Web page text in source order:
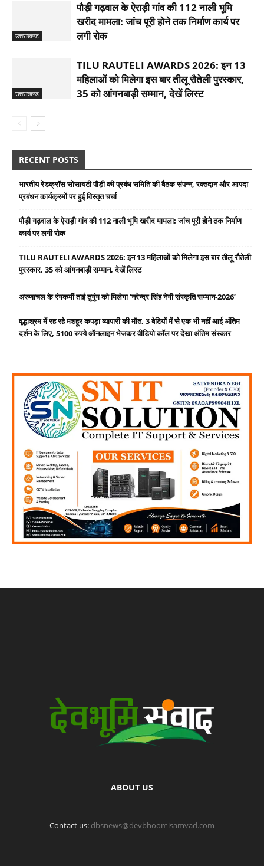
उत्तराखण्ड
पौड़ी गढ़वाल के ऐराड़ी गांव की 112 नाली भूमि
खरीद मामला: जांच पूरी होने तक निर्माण कार्य पर
लगी रोक
उत्तराखण्ड
TILU RAUTELI AWARDS 2026: इन 13
महिलाओं को मिलेगा इस बार तीलू रौतेली पुरस्कार,
35 को आंगनबाड़ी सम्मान, देखें लिस्ट
RECENT POSTS
भारतीय रेडक्रॉस सोसायटी पौड़ी की प्रबंध समिति की बैठक संपन्न, रक्तदान और आपदा
प्रबंधन कार्यक्रमों पर हुई विस्तृत चर्चा
पौड़ी गढ़वाल के ऐराड़ी गांव की 112 नाली भूमि खरीद मामला: जांच पूरी होने तक निर्माण
कार्य पर लगी रोक
TILU RAUTELI AWARDS 2026: इन 13 महिलाओं को मिलेगा इस बार तीलू रौतेली
पुरस्कार, 35 को आंगनबाड़ी सम्मान, देखें लिस्ट
अरुणाचल के रंगकर्मी ताई तुगुंग को मिलेगा ‘नरेन्द्र सिंह नेगी संस्कृति सम्मान-2026’
वृद्धाश्रम में रह रहे मशहूर कपड़ा व्यापारी की मौत, 3 बेटियों में से एक भी नहीं आई अंतिम
दर्शन के लिए, 5100 रुपये ऑनलाइन भेजकर वीडियो कॉल पर देखा अंतिम संस्कार
ABOUT US
Contact us: dbsnews@devbhoomisamvad.com